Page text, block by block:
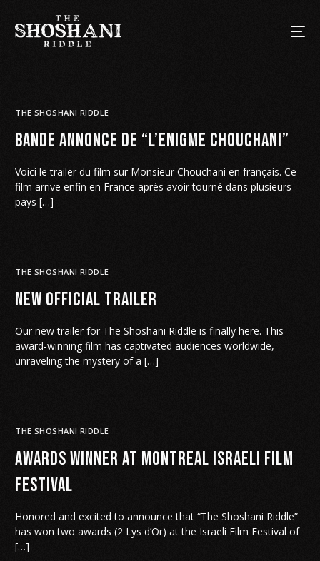
THE SHOSHANI RIDDLE
Bande Annonce de “L’Enigme Chouchani”
Voici le trailer du film sur Monsieur Chouchani en français. Ce
film arrive enfin en France après avoir tourné dans plusieurs
pays […]
THE SHOSHANI RIDDLE
NEW OFFICIAL TRAILER
Our new trailer for The Shoshani Riddle is finally here. This
award-winning film has captivated audiences worldwide,
unraveling the mystery of a […]
THE SHOSHANI RIDDLE
Awards Winner at Montreal Israeli Film
Festival
Honored and excited to announce that “The Shoshani Riddle”
has won two awards (2 Lys d’Or) at the Israeli Film Festival of
[…]